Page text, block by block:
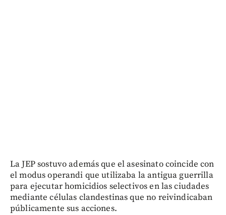
La JEP sostuvo además que el asesinato coincide con
el modus operandi que utilizaba la antigua guerrilla
para ejecutar homicidios selectivos en las ciudades
mediante células clandestinas que no reivindicaban
públicamente sus acciones.